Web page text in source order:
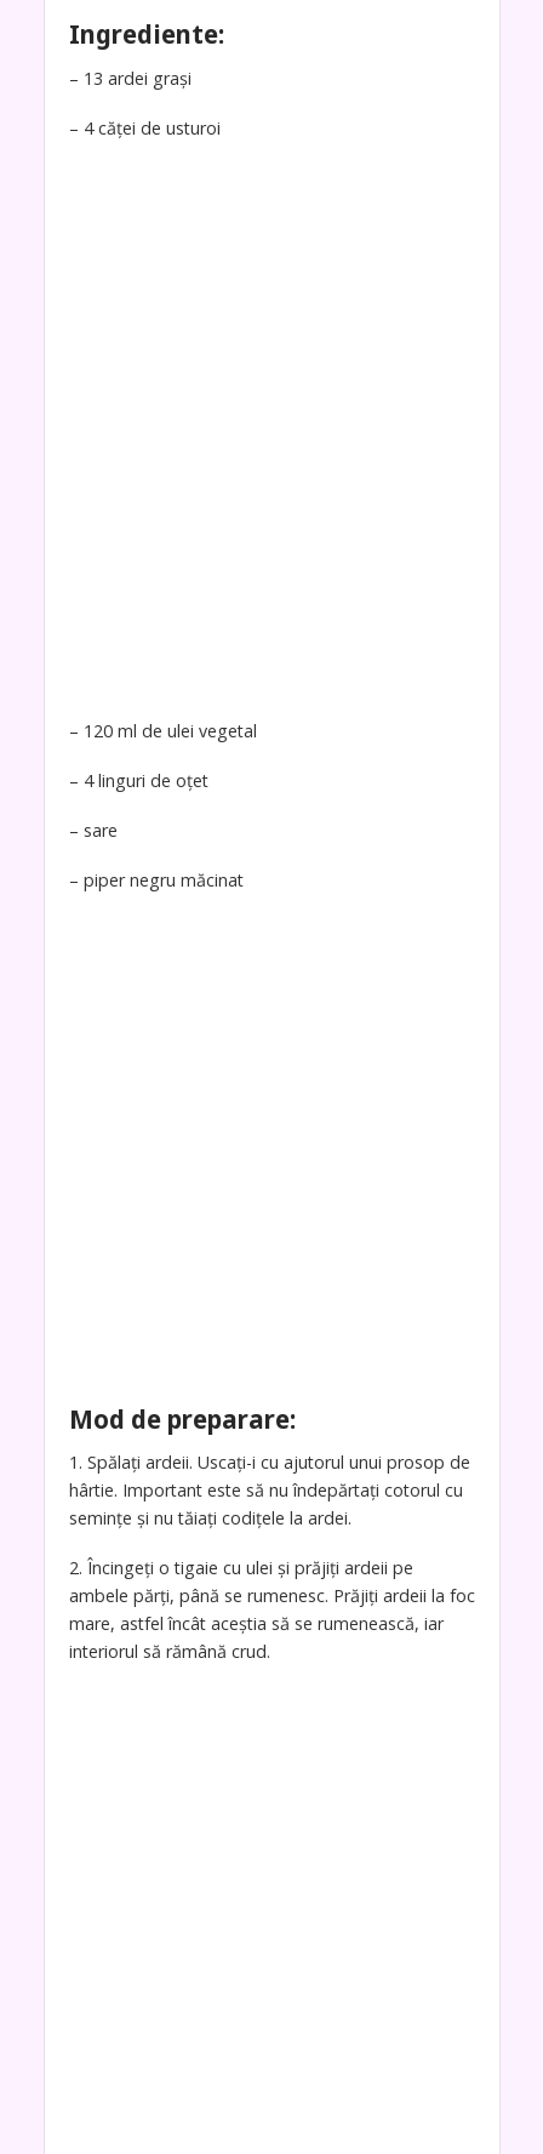
Ingrediente:
– 13 ardei grași
– 4 căței de usturoi
– 120 ml de ulei vegetal
– 4 linguri de oțet
– sare
– piper negru măcinat
Mod de preparare:
1. Spălați ardeii. Uscați-i cu ajutorul unui prosop de
hârtie. Important este să nu îndepărtați cotorul cu
semințe și nu tăiați codițele la ardei.
2. Încingeți o tigaie cu ulei și prăjiți ardeii pe
ambele părți, până se rumenesc. Prăjiți ardeii la foc
mare, astfel încât aceștia să se rumenească, iar
interiorul să rămână crud.